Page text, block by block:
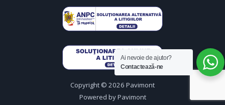
Copyright © 2026 Pavimont
Powered by Pavimont
Ai nevoie de ajutor?
Contactează-ne